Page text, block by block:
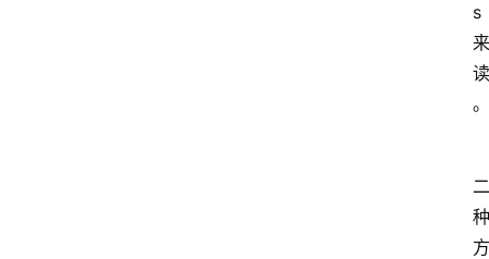
s
来
读
。
二
种
方